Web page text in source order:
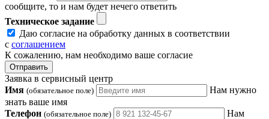
сообщите, то и нам будет нечего ответить
Техническое задание
Даю согласие на обработку данных в соответствии
с соглашением
К сожалению, нам необходимо ваше согласие
Отправить
Заявка в сервисный центр
Имя (обязательное поле)
Нам нужно
знать ваше имя
Телефон (обязательное поле)
Нам